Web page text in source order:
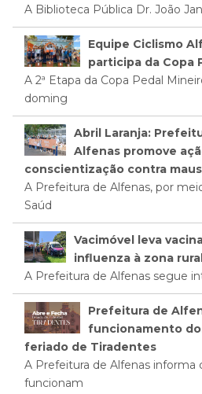
A Biblioteca Pública Dr. João
Equipe Ciclismo
participa da Copa
A 2ª Etapa da Copa Pedal
doming
Abril Laranja:
Alfenas promove
conscientização contra
A Prefeitura de Alfenas, por
Saúd
Vacimóvel leva
influenza à zona
A Prefeitura de Alfenas segue
Prefeitura de
funcionamento
feriado de Tiradentes
A Prefeitura de Alfenas informa
funcionam